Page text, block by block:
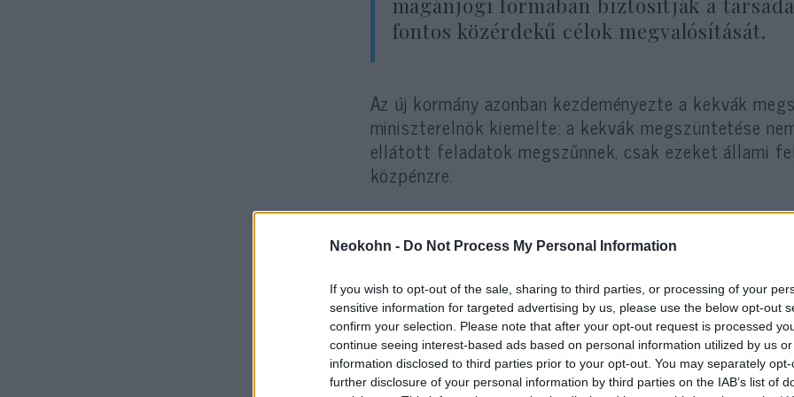
Neokohn - Do Not Process My Personal Information
If you wish to opt-out of the sale, sharing to third parties, or processing of your
sensitive information for targeted advertising by us, please use the below opt-out
confirm your selection. Please note that after your opt-out request is processed
continue seeing interest-based ads based on personal information utilized by us
information disclosed to third parties prior to your opt-out. You may separately
further disclosure of your personal information by third parties on the IAB’s list of
fontos közérdekű célok megvalósítását.
Az új kormány azonban kezdeményezte a kekvák
miniszterelnök kiemelte: a kekvák megszüntetése
ellátott feladatok megszűnnek, csak ezeket állami
közpénzre.
Ungváry Krisztián
sértett, akár három
A Schmidt-éra vége a Terror Házában és